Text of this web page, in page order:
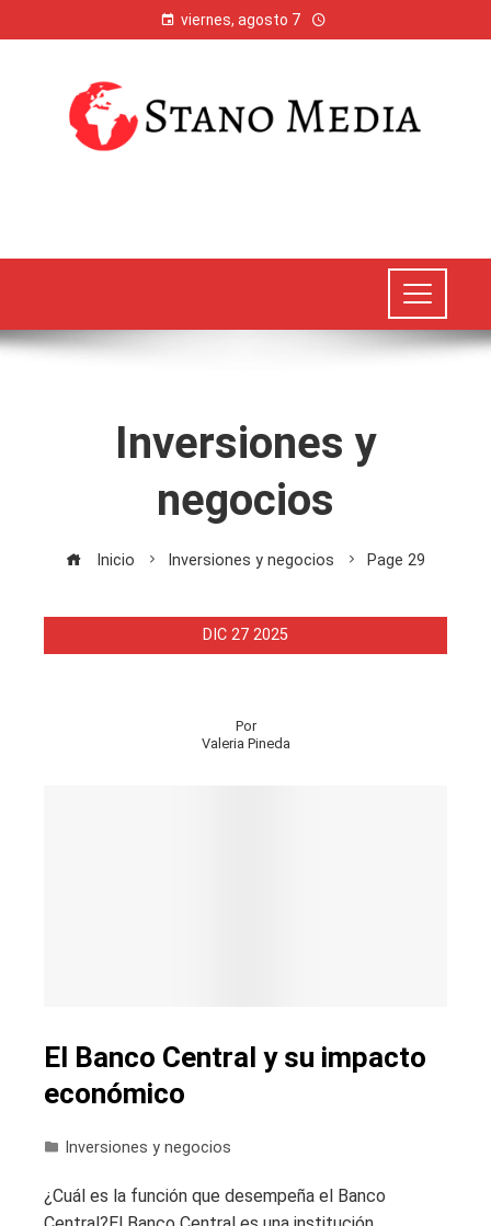
viernes, agosto 7
Inversiones y
negocios
Inicio Inversiones y negocios Page 29
DIC 27 2025
Por
Valeria Pineda
El Banco Central y su impacto
económico
Inversiones y negocios
¿Cuál es la función que desempeña el Banco